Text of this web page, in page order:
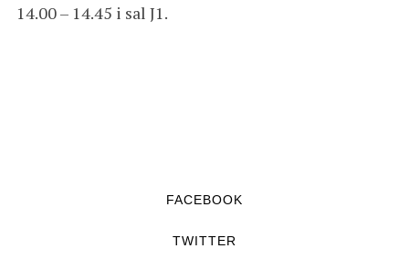
14.00 – 14.45 i sal J1.
FACEBOOK
TWITTER